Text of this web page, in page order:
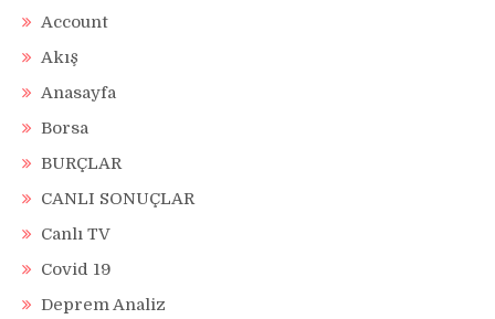
Account
Akış
Anasayfa
Borsa
BURÇLAR
CANLI SONUÇLAR
Canlı TV
Covid 19
Deprem Analiz